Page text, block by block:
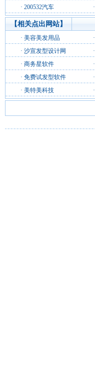
· 200532汽车 ·
【相关点出网站】
· 美容美发用品 ·
· 沙宣发型设计网 ·
· 商务星软件 ·
· 免费试发型软件 ·
· 美特美科技 ·